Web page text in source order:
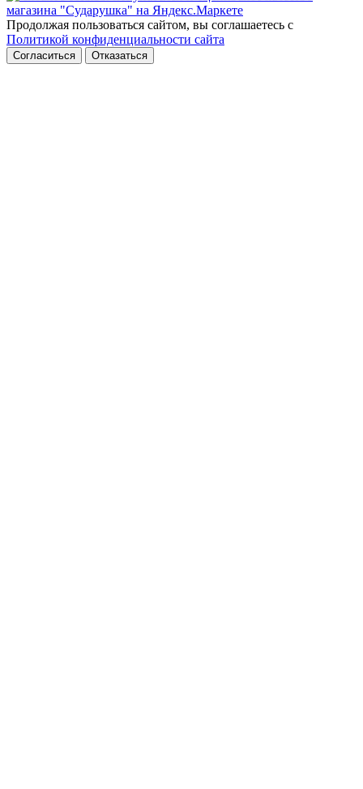
Продолжая пользоваться сайтом, вы соглашаетесь с
Политикой конфиденциальности сайта
Согласиться Отказаться